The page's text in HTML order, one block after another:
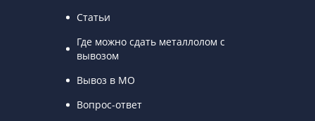
Статьи
Где можно сдать металлолом с
вывозом
Вывоз в МО
Вопрос-ответ